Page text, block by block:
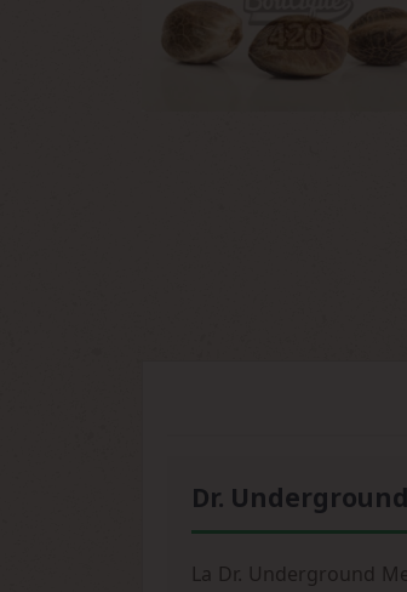
Dr.
La Dr. Underground